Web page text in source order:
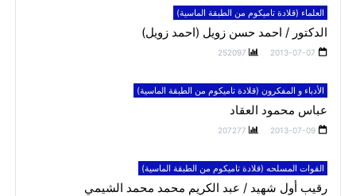
العلماء (قلادة تاميكوم من الطبقة الماسية)
الدكتور / احمد حسن زويل (احمد زويل)
2013-07-07
252097
الأدباء و المفكرون (قلادة تاميكوم من الطبقة الماسية)
عباس محمود العقاد
2013-07-09
207277
القوات المسلحه (قلادة تاميكوم من الطبقة الماسية)
رقيب أول شهيد / عبد الكريم محمد محمد الشيمي